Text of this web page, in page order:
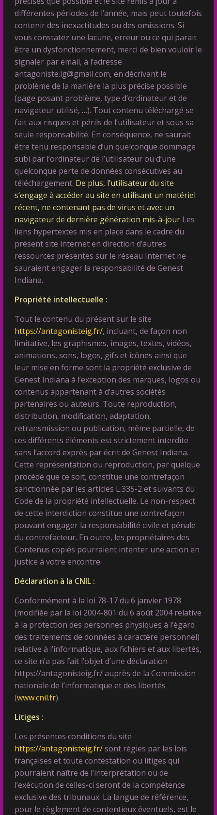
différentes périodes de l’année, mais peut toutefois
contenir des inexactitudes ou des omissions. Si
vous constatez une lacune, erreur ou ce qui parait
être un dysfonctionnement, merci de bien vouloir le
signaler par email, à l’adresse
antagoniste.ig@gmail.com, en décrivant le
problème de la manière la plus précise possible
(page posant problème, type d’ordinateur et de
navigateur utilisé, …). Tout contenu téléchargé se
fait aux risques et périls de l’utilisateur et sous sa
seule responsabilité. En conséquence, ne saurait
être tenu responsable d’un quelconque dommage
subi par l’ordinateur de l’utilisateur ou d’une
quelconque perte de données consécutives au
téléchargement. De plus, l’utilisateur du site
s’engage à accéder au site en utilisant un matériel
récent, ne contenant pas de virus et avec un
navigateur de dernière génération mis-à-jourLes
liens hypertextes mis en place dans le cadre du
présent site internet en direction d’autres
ressources présentes sur le réseau Internet ne
sauraient engager la responsabilité de Genest
Indiana.
Propriété intellectuelle :
Tout le contenu du présent sur le site
https://antagonisteig.fr/, incluant, de façon non
limitative, les graphismes, images, textes, vidéos,
animations, sons, logos, gifs et icônes ainsi que
leur mise en forme sont la propriété exclusive de
Genest Indiana à l’exception des marques, logos ou
contenus appartenant à d’autres sociétés
partenaires ou auteurs. Toute reproduction,
distribution, modification, adaptation,
retransmission ou publication, même partielle, de
ces différents éléments est strictement interdite
sans l’accord exprès par écrit de Genest Indiana.
Cette représentation ou reproduction, par quelque
procédé que ce soit, constitue une contrefaçon
sanctionnée par les articles L.335-2 et suivants du
Code de la propriété intellectuelle. Le non-respect
de cette interdiction constitue une contrefaçon
pouvant engager la responsabilité civile et pénale
du contrefacteur. En outre, les propriétaires des
Contenus copiés pourraient intenter une action en
justice à votre encontre.
Déclaration à la CNIL :
Conformément à la loi 78-17 du 6 janvier 1978
(modifiée par la loi 2004-801 du 6 août 2004 relative
à la protection des personnes physiques à l’égard
des traitements de données à caractère personnel)
relative à l’informatique, aux fichiers et aux libertés,
ce site n’a pas fait l’objet d’une déclaration
https://antagonisteig.fr/ auprès de la Commission
nationale de l’informatique et des libertés
(www.cnil.fr).
Litiges :
Les présentes conditions du site
https://antagonisteig.fr/sont régies par les lois
françaises et toute contestation ou litiges qui
pourraient naître de l’interprétation ou de
l’exécution de celles-ci seront de la compétence
exclusive des tribunaux. La langue de référence,
pour le règlement de contentieux éventuels, est le